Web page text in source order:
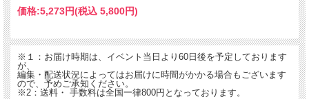
価格:5,273円(税込 5,800円)
※１：お届け時期は、イベント当日より60日後を予定しております
が、
編集・配送状況によってはお届けに時間がかかる場合もございます
ので、予めご承知ください。
※2：送料・ 手数料は全国一律800円となっております。